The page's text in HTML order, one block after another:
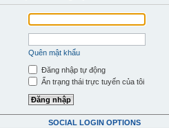
Quên mật khẩu
Đăng nhập tự động
Ẩn trạng thái trực tuyến của tôi
SOCIAL LOGIN OPTIONS